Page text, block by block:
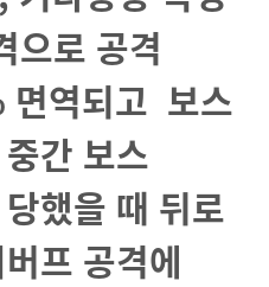
으로 공격
역되고 보스
간 보스
했을 때 뒤로
프 공격에